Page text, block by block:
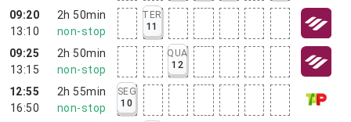
09:20
13:10
2h 50min
non-stop
TER
11
09:25
13:15
2h 50min
non-stop
QUA
12
12:55
16:50
2h 55min
non-stop
SEG
10